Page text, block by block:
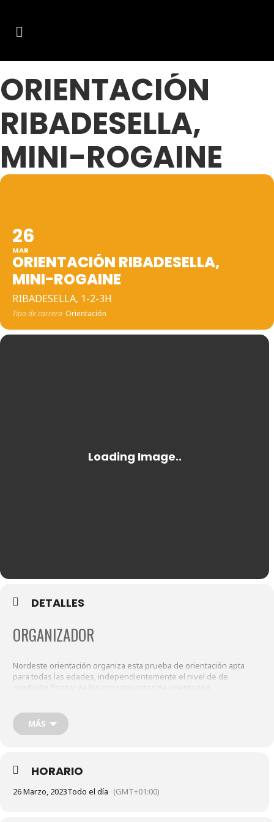
ORIENTACIÓN
RIBADESELLA,
MINI-ROGAINE
26
MAR
ORIENTACIÓN RIBADESELLA,
MINI-ROGAINE
RIBADESELLA, 1-2-3H
Tipo de carrera Orientación
DETALLES
ORGANIZADOR
Nordeste orientación organiza esta prueba de orientación apta
para todas las edades, independientemente el nivel de de
condición física y de los conocimientos de orientación.
MÁS
HORARIO
26 Marzo, 2023Todo el día (GMT+01:00)